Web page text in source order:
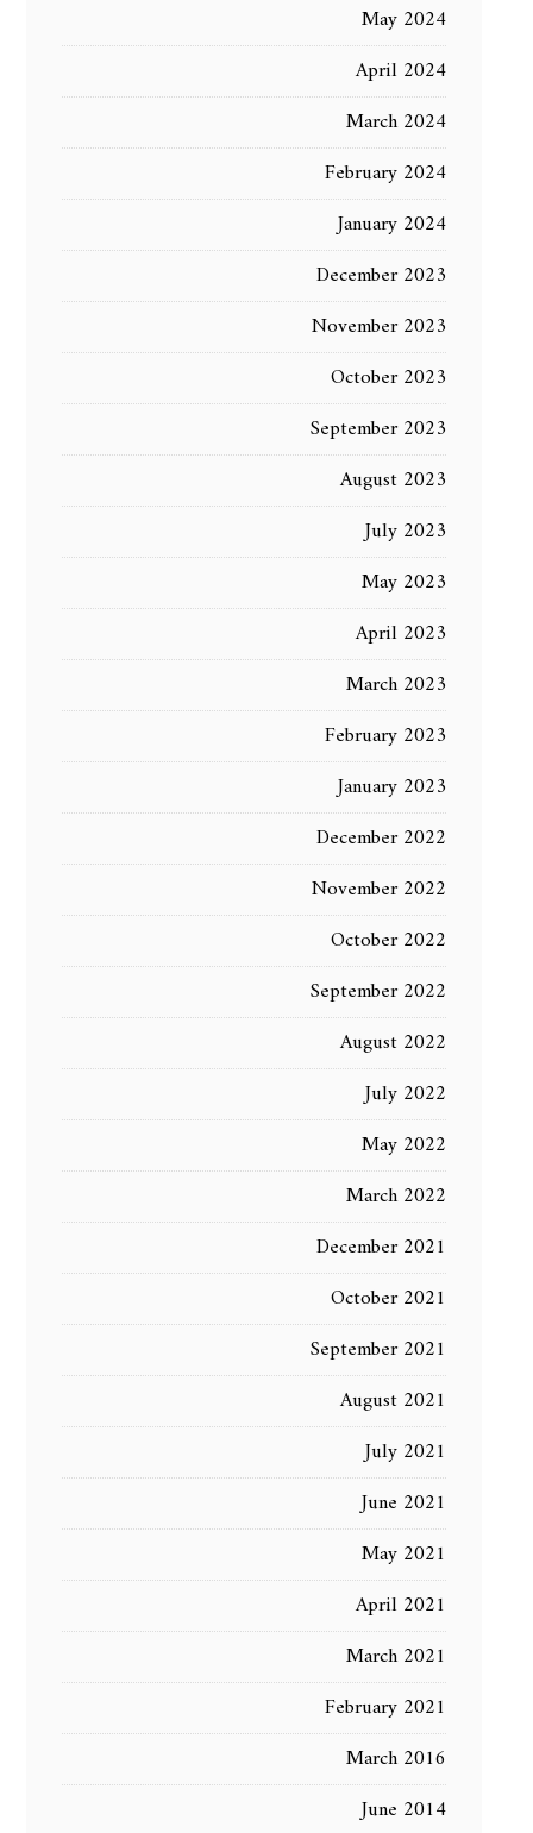
May 2024
April 2024
March 2024
February 2024
January 2024
December 2023
November 2023
October 2023
September 2023
August 2023
July 2023
May 2023
April 2023
March 2023
February 2023
January 2023
December 2022
November 2022
October 2022
September 2022
August 2022
July 2022
May 2022
March 2022
December 2021
October 2021
September 2021
August 2021
July 2021
June 2021
May 2021
April 2021
March 2021
February 2021
March 2016
June 2014